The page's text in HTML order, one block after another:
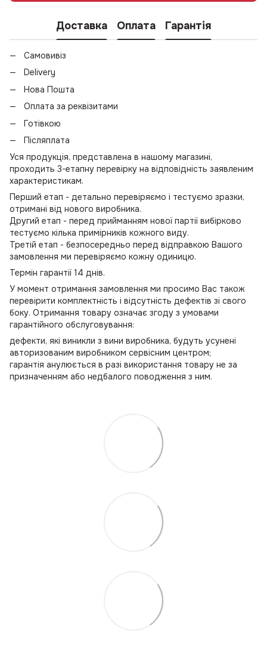
Доставка Оплата Гарантія
Самовивіз
Delivery
Нова Пошта
Оплата за реквізитами
Готівкою
Післяплата
Уся продукція, представлена в нашому магазині,
проходить 3-етапну перевірку на відповідність заявленим
характеристикам.
Перший етап - детально перевіряємо і тестуємо зразки,
отримані від нового виробника.
Другий етап - перед прийманням нової партії вибірково
тестуємо кілька примірників кожного виду.
Третій етап - безпосередньо перед відправкою Вашого
замовлення ми перевіряємо кожну одиницю.
Термін гарантії 14 днів.
У момент отримання замовлення ми просимо Вас також
перевірити комплектність і відсутність дефектів зі свого
боку. Отримання товару означає згоду з умовами
гарантійного обслуговування:
дефекти, які виникли з вини виробника, будуть усунені
авторизованим виробником сервісним центром;
гарантія анулюється в разі використання товару не за
призначенням або недбалого поводження з ним.